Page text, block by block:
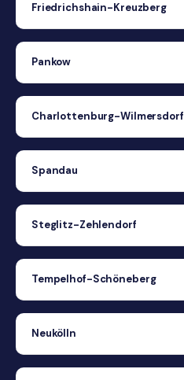
Friedrichshain-Kreuzberg
Pankow
Charlottenburg-Wilmersdorf
Spandau
Steglitz-Zehlendorf
Tempelhof-Schöneberg
Neukölln